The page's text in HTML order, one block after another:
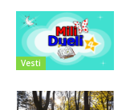
Vesti